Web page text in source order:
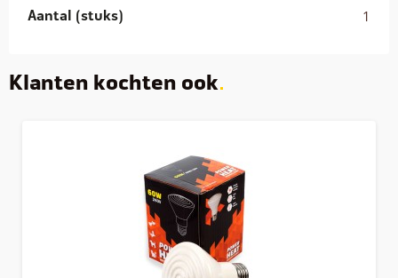
Aantal (stuks) 1
Klanten kochten ook